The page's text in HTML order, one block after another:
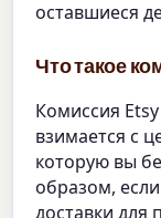
оставшиеся
Что такое
Комиссия
взимается с
которую вы
образом,
доставки для